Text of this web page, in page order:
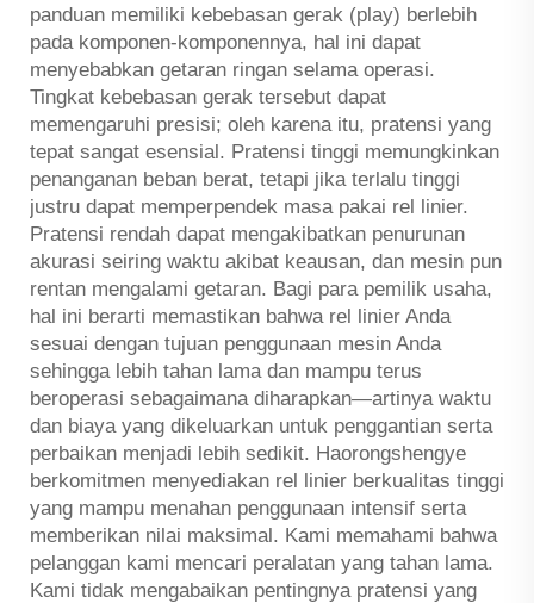
panduan memiliki kebebasan gerak (play) berlebih
pada komponen-komponennya, hal ini dapat
menyebabkan getaran ringan selama operasi.
Tingkat kebebasan gerak tersebut dapat
memengaruhi presisi; oleh karena itu, pratensi yang
tepat sangat esensial. Pratensi tinggi memungkinkan
penanganan beban berat, tetapi jika terlalu tinggi
justru dapat memperpendek masa pakai rel linier.
Pratensi rendah dapat mengakibatkan penurunan
akurasi seiring waktu akibat keausan, dan mesin pun
rentan mengalami getaran. Bagi para pemilik usaha,
hal ini berarti memastikan bahwa rel linier Anda
sesuai dengan tujuan penggunaan mesin Anda
sehingga lebih tahan lama dan mampu terus
beroperasi sebagaimana diharapkan—artinya waktu
dan biaya yang dikeluarkan untuk penggantian serta
perbaikan menjadi lebih sedikit. Haorongshengye
berkomitmen menyediakan rel linier berkualitas tinggi
yang mampu menahan penggunaan intensif serta
memberikan nilai maksimal. Kami memahami bahwa
pelanggan kami mencari peralatan yang tahan lama.
Kami tidak mengabaikan pentingnya pratensi yang